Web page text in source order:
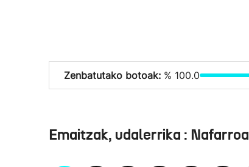
Zenbatutako botoak: % 100.0
Emaitzak, udalerrika : Nafarroa